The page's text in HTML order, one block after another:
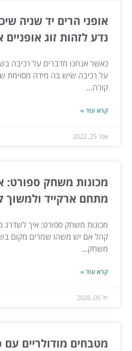
אופני הרים יד שניה
נדע לזהות זוג אופניים
כאשר אנחנו מדברים על רכיבה
על רכיבה שיש בה מידה מסוימת
קורה...
קרא עוד »
אפר 25, 2022
מכונות משחק ספורט:
מתחם ארקייד ולמשוך
מכונות משחק ספורט: איך לשדרג
קהל אם יש משהו שמרים מקום
משחק...
קרא עוד »
יול 05, 2026
מטבחים מודולריים